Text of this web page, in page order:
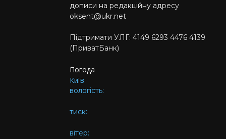
дописи на редакційну адресу
oksent@ukr.net
Підтримати УЛГ: 4149 6293 4476 4139
(ПриватБанк)
Погода
Київ
вологість:
тиск:
вітер: